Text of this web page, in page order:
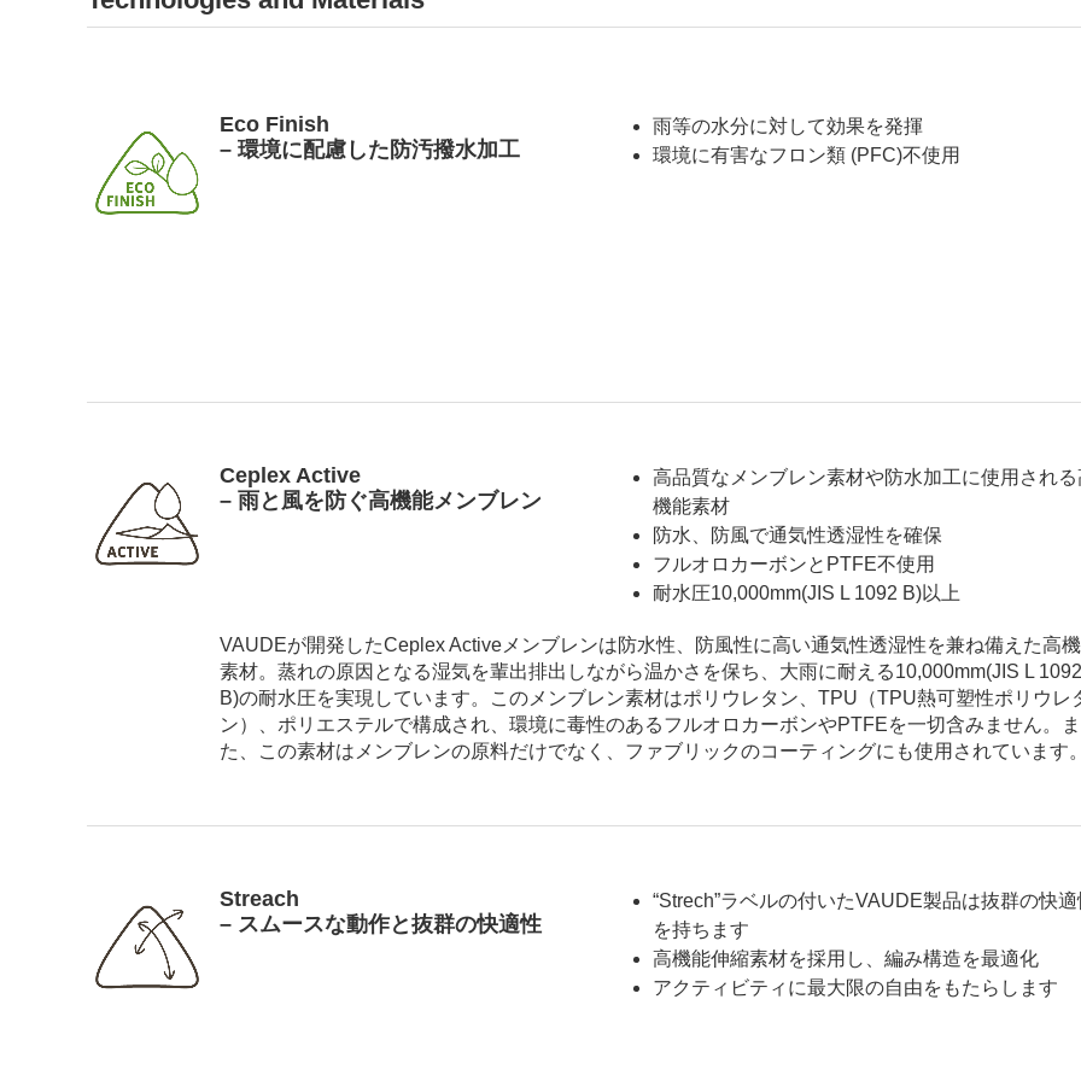
Eco Finish
– 環境に配慮した防汚撥水加工
雨等の水分に対して効果を発揮
環境に有害なフロン類 (PFC)不使用
Ceplex Active
– 雨と風を防ぐ高機能メンブレン
高品質なメンブレン素材や防水加工に使用される
機能素材
防水、防風で通気性透湿性を確保
フルオロカーボンとPTFE不使用
耐水圧10,000mm(JIS L 1092 B)以上
VAUDEが開発したCeplex Activeメンブレンは防水性、防風性に高い通気性透湿性を兼ね備えた高
素材。蒸れの原因となる湿気を輩出排出しながら温かさを保ち、大雨に耐える10,000mm(JIS L 1092
B)の耐水圧を実現しています。このメンブレン素材はポリウレタン、TPU（TPU熱可塑性ポリウレ
ン）、ポリエステルで構成され、環境に毒性のあるフルオロカーボンやPTFEを一切含みません。ま
た、この素材はメンブレンの原料だけでなく、ファブリックのコーティングにも使用されています
Streach
– スムースな動作と抜群の快適性
“Strech”ラベルの付いたVAUDE製品は抜群の快
を持ちます
高機能伸縮素材を採用し、編み構造を最適化
アクティビティに最大限の自由をもたらします